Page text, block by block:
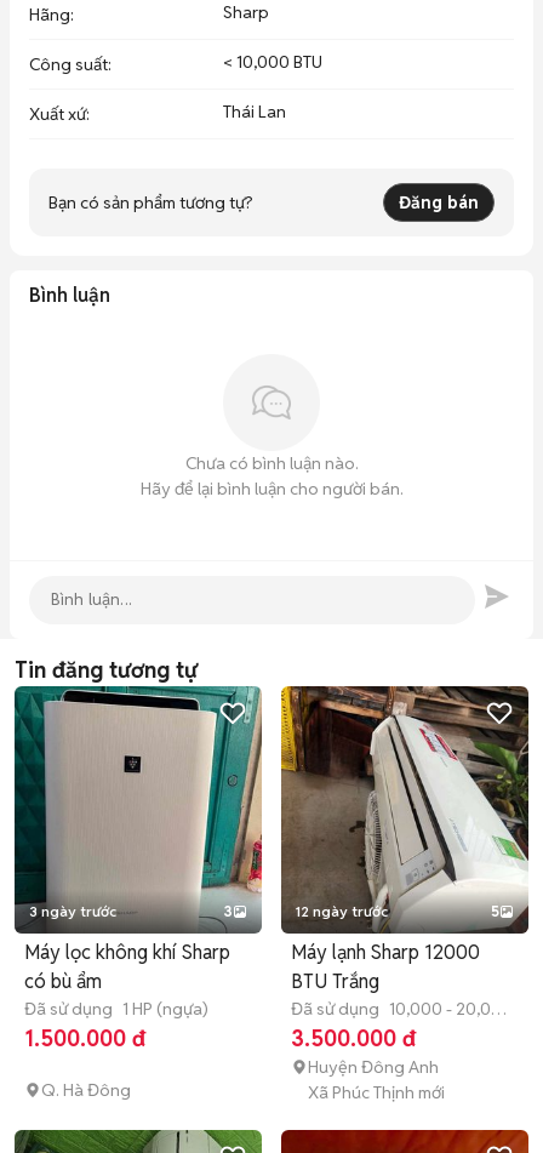
Hãng: Sharp
Công suất: < 10,000 BTU
Xuất xứ: Thái Lan
Bạn có sản phẩm tương tự? Đăng bán
Bình luận
Chưa có bình luận nào.
Hãy để lại bình luận cho người bán.
Tin đăng tương tự
3 ngày trước 3
Máy lọc không khí Sharp
có bù ẩm
Đã sử dụng 1 HP (ngựa)
1.500.000 đ
Q. Hà Đông
12 ngày trước 5
Máy lạnh Sharp 12000
BTU Trắng
Đã sử dụng 10,000 - 20,000
BTU
3.500.000 đ
Huyện Đông Anh
Xã Phúc Thịnh mới